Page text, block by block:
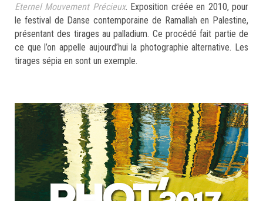
Eternel Mouvement Précieux. Exposition créée en 2010, pour
le festival de Danse contemporaine de Ramallah en Palestine,
présentant des tirages au palladium. Ce procédé fait partie de
ce que l’on appelle aujourd’hui la photographie alternative. Les
tirages sépia en sont un exemple.